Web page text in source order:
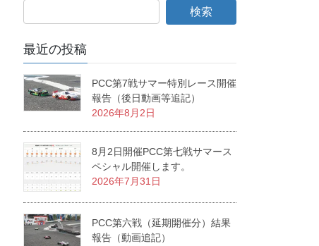
最近の投稿
PCC第7戦サマー特別レース開催
報告（後日動画等追記）
2026年8月2日
8月2日開催PCC第七戦サマース
ペシャル開催します。
2026年7月31日
PCC第六戦（延期開催分）結果
報告（動画追記）